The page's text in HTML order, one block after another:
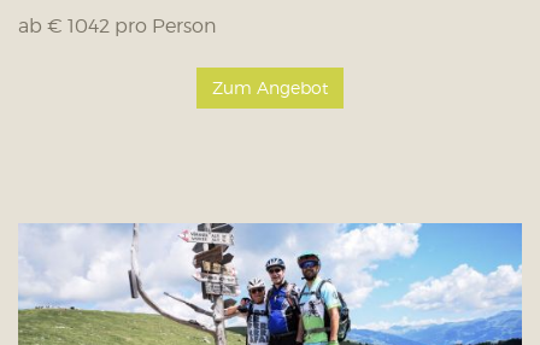
ab € 1042 pro Person
Zum Angebot